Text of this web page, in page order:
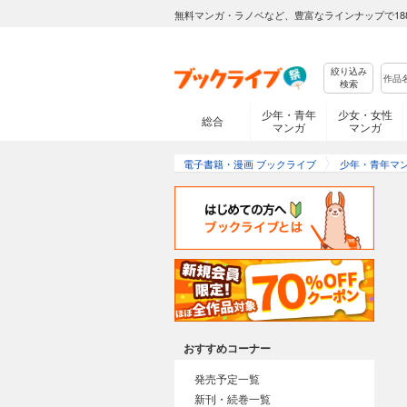
無料マンガ・ラノベなど、豊富なラインナップで
絞り込み
検索
総合
少年・青年
マンガ
少女・女性
マンガ
電子書籍・漫画 ブックライブ 少年・青年マ
おすすめコーナー
発売予定一覧
新刊・続巻一覧